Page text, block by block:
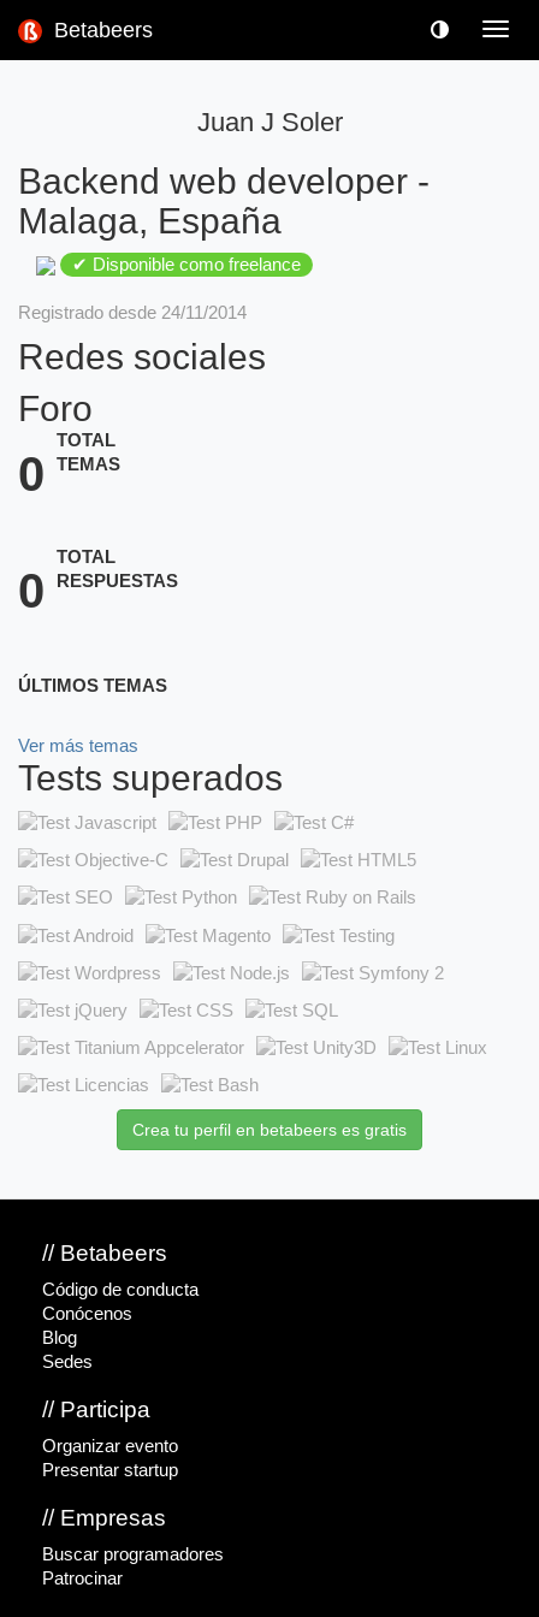
Betabeers
Juan J Soler
Backend web developer -
Malaga, España
✔ Disponible como freelance
Registrado desde 24/11/2014
Redes sociales
Foro
0
TOTAL
TEMAS
0
TOTAL
RESPUESTAS
ÚLTIMOS TEMAS
Ver más temas
Tests superados
Crea tu perfil en betabeers es gratis
// Betabeers
Código de conducta
Conócenos
Blog
Sedes
// Participa
Organizar evento
Presentar startup
// Empresas
Buscar programadores
Patrocinar